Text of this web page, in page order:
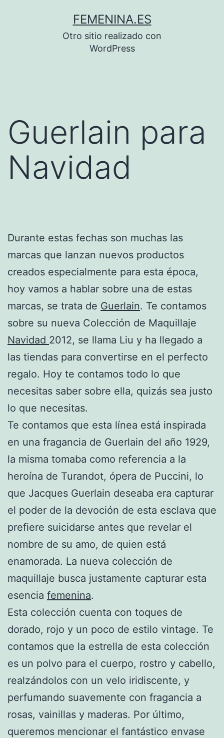
FEMENINA.ES
Otro sitio realizado con
WordPress
Guerlain para
Navidad
Durante estas fechas son muchas las
marcas que lanzan nuevos productos
creados especialmente para esta época,
hoy vamos a hablar sobre una de estas
marcas, se trata de Guerlain. Te contamos
sobre su nueva Colección de Maquillaje
Navidad 2012, se llama Liu y ha llegado a
las tiendas para convertirse en el perfecto
regalo. Hoy te contamos todo lo que
necesitas saber sobre ella, quizás sea justo
lo que necesitas.
Te contamos que esta línea está inspirada
en una fragancia de Guerlain del año 1929,
la misma tomaba como referencia a la
heroína de Turandot, ópera de Puccini, lo
que Jacques Guerlain deseaba era capturar
el poder de la devoción de esta esclava que
prefiere suicidarse antes que revelar el
nombre de su amo, de quien está
enamorada. La nueva colección de
maquillaje busca justamente capturar esta
esencia femenina.
Esta colección cuenta con toques de
dorado, rojo y un poco de estilo vintage. Te
contamos que la estrella de esta colección
es un polvo para el cuerpo, rostro y cabello,
realzándolos con un velo iridiscente, y
perfumando suavemente con fragancia a
rosas, vainillas y maderas. Por último,
queremos mencionar el fantástico envase